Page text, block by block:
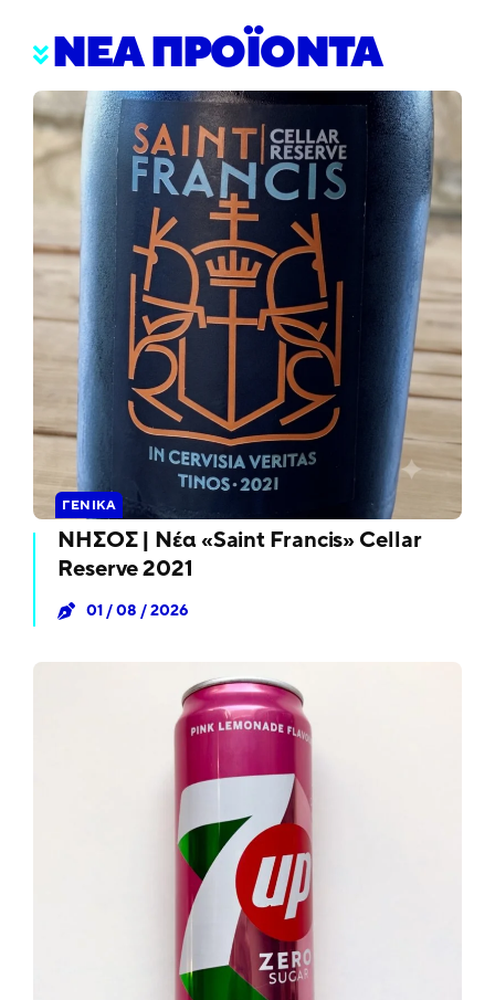
ΝΕΑ ΠΡΟΪΟΝΤΑ
ΓΕΝΙΚΆ
ΝΗΣΟΣ | Νέα «Saint Francis» Cellar
Reserve 2021
01 / 08 / 2026